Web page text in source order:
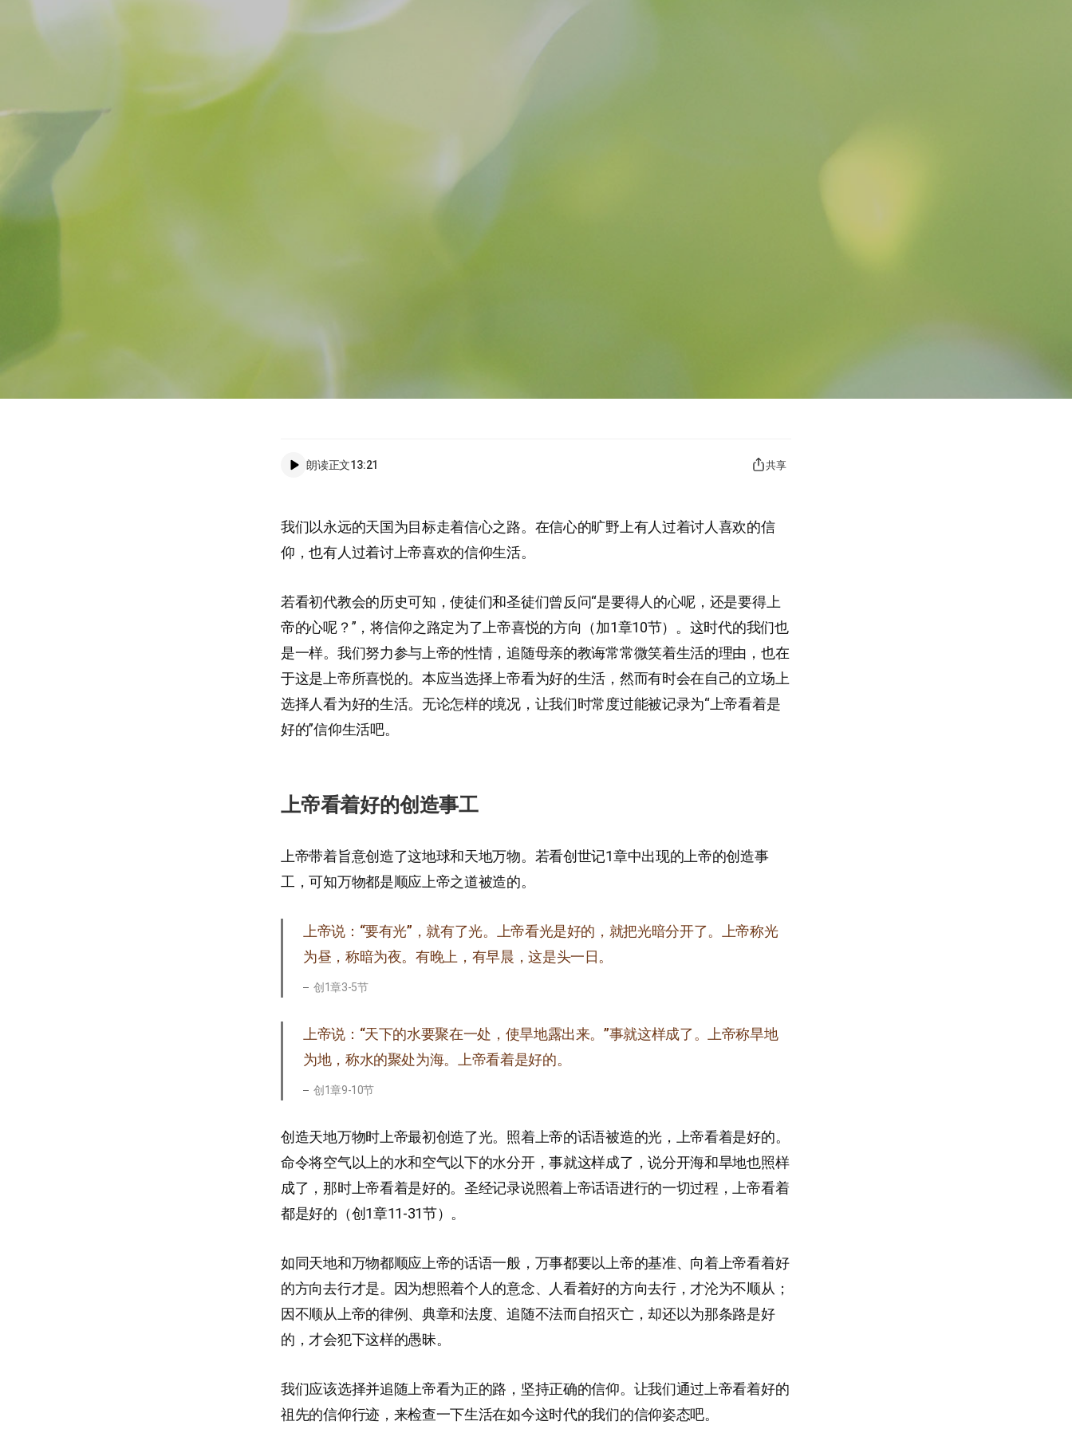
朗读正文13:21 共享
我们以永远的天国为目标走着信心之路。在信心的旷野上有人过着讨人喜欢的信
仰，也有人过着讨上帝喜欢的信仰生活。
若看初代教会的历史可知，使徒们和圣徒们曾反问“是要得人的心呢，还是要得上
帝的心呢？”，将信仰之路定为了上帝喜悦的方向（加1章10节）。这时代的我们也
是一样。我们努力参与上帝的性情，追随母亲的教诲常常微笑着生活的理由，也在
于这是上帝所喜悦的。本应当选择上帝看为好的生活，然而有时会在自己的立场上
选择人看为好的生活。无论怎样的境况，让我们时常度过能被记录为“上帝看着是
好的”信仰生活吧。
上帝看着好的创造事工
上帝带着旨意创造了这地球和天地万物。若看创世记1章中出现的上帝的创造事
工，可知万物都是顺应上帝之道被造的。
上帝说：“要有光”，就有了光。上帝看光是好的，就把光暗分开了。上帝称光
为昼，称暗为夜。有晚上，有早晨，这是头一日。
创1章3-5节
上帝说：“天下的水要聚在一处，使旱地露出来。”事就这样成了。上帝称旱地
为地，称水的聚处为海。上帝看着是好的。
创1章9-10节
创造天地万物时上帝最初创造了光。照着上帝的话语被造的光，上帝看着是好的。
命令将空气以上的水和空气以下的水分开，事就这样成了，说分开海和旱地也照样
成了，那时上帝看着是好的。圣经记录说照着上帝话语进行的一切过程，上帝看着
都是好的（创1章11-31节）。
如同天地和万物都顺应上帝的话语一般，万事都要以上帝的基准、向着上帝看着好
的方向去行才是。因为想照着个人的意念、人看着好的方向去行，才沦为不顺从；
因不顺从上帝的律例、典章和法度、追随不法而自招灭亡，却还以为那条路是好
的，才会犯下这样的愚昧。
我们应该选择并追随上帝看为正的路，坚持正确的信仰。让我们通过上帝看着好的
祖先的信仰行迹，来检查一下生活在如今这时代的我们的信仰姿态吧。